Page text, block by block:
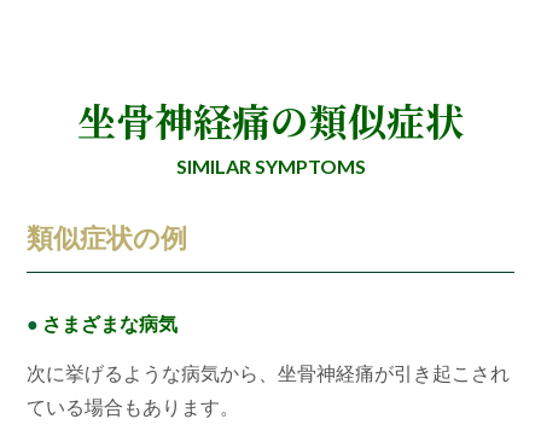
坐骨神経痛の類似症状
SIMILAR SYMPTOMS
類似症状の例
● さまざまな病気
次に挙げるような病気から、坐骨神経痛が引き起こされ
ている場合もあります。